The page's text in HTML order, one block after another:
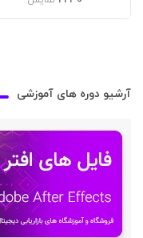
آرشیو دوره های آموزشی